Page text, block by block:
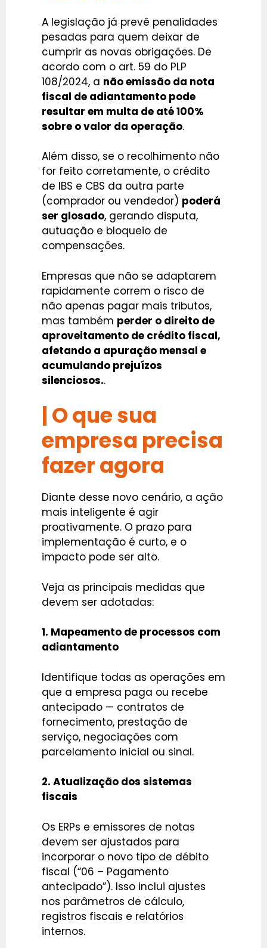
A legislação já prevê penalidades
pesadas para quem deixar de
cumprir as novas obrigações. De
acordo com o art. 59 do PLP
108/2024, a não emissão da nota
fiscal de adiantamento pode
resultar em multa de até 100%
sobre o valor da operação.
Além disso, se o recolhimento não
for feito corretamente, o crédito
de IBS e CBS da outra parte
(comprador ou vendedor) poderá
ser glosado, gerando disputa,
autuação e bloqueio de
compensações.
Empresas que não se adaptarem
rapidamente correm o risco de
não apenas pagar mais tributos,
mas também perder o direito de
aproveitamento de crédito fiscal,
afetando a apuração mensal e
acumulando prejuízos
silenciosos..
| O que sua
empresa precisa
fazer agora
Diante desse novo cenário, a ação
mais inteligente é agir
proativamente. O prazo para
implementação é curto, e o
impacto pode ser alto.
Veja as principais medidas que
devem ser adotadas:
1. Mapeamento de processos com
adiantamento
Identifique todas as operações em
que a empresa paga ou recebe
antecipado — contratos de
fornecimento, prestação de
serviço, negociações com
parcelamento inicial ou sinal.
2. Atualização dos sistemas
fiscais
Os ERPs e emissores de notas
devem ser ajustados para
incorporar o novo tipo de débito
fiscal (“06 – Pagamento
antecipado”). Isso inclui ajustes
nos parâmetros de cálculo,
registros fiscais e relatórios
internos.